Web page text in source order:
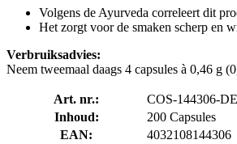
Volgens de Ayurveda correleert dit
Het zorgt voor de smaken scherp en
Verbruiksadvies:
Neem tweemaal daags 4 capsules à 0,46 g
Art. nr.:
COS-144306-DE
Inhoud:
200 Capsules
EAN:
4032108144306